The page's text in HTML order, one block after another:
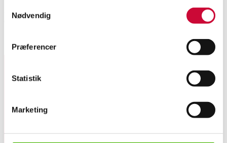
Nødvendig
Præferencer
Statistik
Marketing
F. Næblerød 2020. Watercolor on paper. Unframed. Sheet size: 60 x 42 cm.
(cd)
Sign up for our newsletter and receive news and offers